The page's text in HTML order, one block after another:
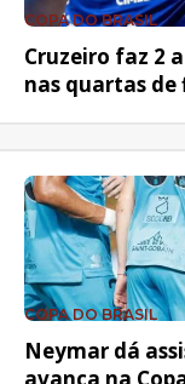
COPA DO BRASIL
Cruzeiro faz 2
nas quartas de
COPA DO BRASIL
Neymar dá